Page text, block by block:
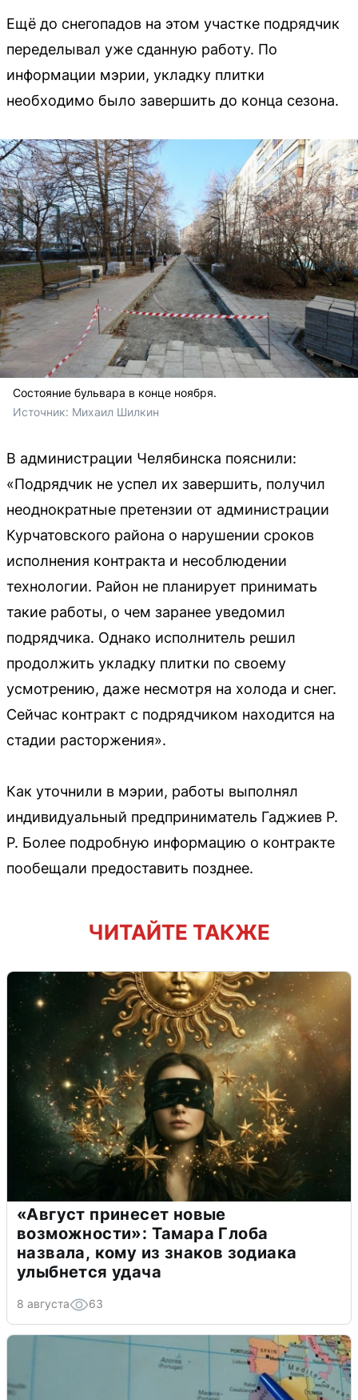
Ещё до снегопадов на этом участке подрядчик
переделывал уже сданную работу. По
информации мэрии, укладку плитки
необходимо было завершить до конца сезона.
Состояние бульвара в конце ноября.
Источник: Михаил Шилкин
В администрации Челябинска пояснили:
«Подрядчик не успел их завершить, получил
неоднократные претензии от администрации
Курчатовского района о нарушении сроков
исполнения контракта и несоблюдении
технологии. Район не планирует принимать
такие работы, о чем заранее уведомил
подрядчика. Однако исполнитель решил
продолжить укладку плитки по своему
усмотрению, даже несмотря на холода и снег.
Сейчас контракт с подрядчиком находится на
стадии расторжения».
Как уточнили в мэрии, работы выполнял
индивидуальный предприниматель Гаджиев Р.
Р. Более подробную информацию о контракте
пообещали предоставить позднее.
ЧИТАЙТЕ ТАКЖЕ
«Август принесет новые
возможности»: Тамара Глоба
назвала, кому из знаков зодиака
улыбнется удача
8 августа 63